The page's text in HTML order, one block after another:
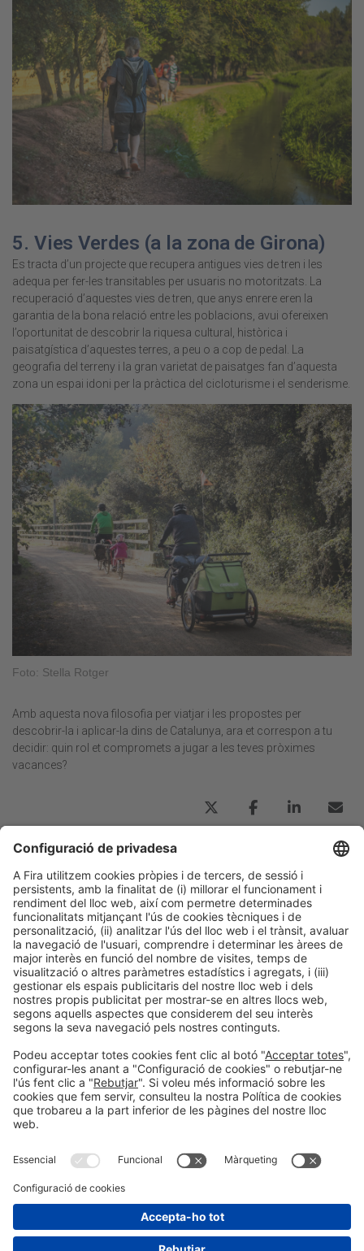
5. Vies Verdes (a la zona de Girona)
Es tracta d’un projecte que recupera antigues vies de tren i les
adequa per fer-les transitables per usuaris no motoritzats. La
recuperació d’aquestes vies de tren, que anys enrere eren la
garantia de la bona relació entre les poblacions, avui ofereixen
l’oportunitat de descobrir la riquesa cultural, històrica i
paisatgística d’aquestes terres, a peu o a cop de pedal. La
geografia del terreny i la gran varietat de paisatges fan d’aquesta
zona un espai idoni per la pràctica del cicloturisme i el senderisme.
Foto: Stella Rotger
Amb aquesta nova filosofia per viatjar i les propostes per
descobrir-la i aplicar-la dins de Catalunya, ara et correspon a tu
decidir: quin rol et compromets a jugar a les teves pròximes
vacances?
Post Anterior
Brussel·les en un dia: què veure i què fer en la capital
de Bèlgica
Següent Post
La Vall de Boí ofereix una de les nits de foc més
màgiques de Catalunya
generalAvís legalPolítica de privacidadPolítica de
#BTravel